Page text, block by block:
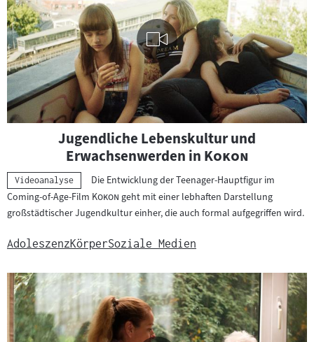
Jugendliche Lebenskultur und
Erwachsenwerden in "
Kokon
Kategorie:
Videoanalyse
Die Entwicklung der Teenager-Hauptfigur im
Coming-of-Age-Film "Kokon "geht mit einer lebhaften Darstellung
großstädtischer Jugendkultur einher, die auch formal aufgegriffen wird.
AdoleszenzKörperSoziale Medien